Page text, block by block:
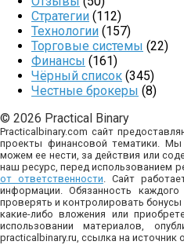
Стратегии (112)
Технологии (157)
Торговые системы (22)
Финансы (161)
Чёрный список (345)
Честные брокеры (8)
© 2026 Practical Binary
Practicalbinary.com сайт
проекты финансовой тематики.
можем ее нести, за действия или
наш ресурс, перед использованием
от ответственности. Сайт
информации. Обязанность
проверять и контролировать
какие-либо вложения или
использовании материалов,
practicalbinary.ru, ссылка на источник